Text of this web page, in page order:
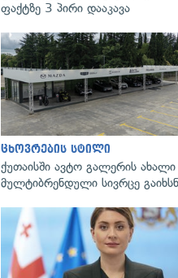
ფაქტზე 3 პირი დააკავა
ცხოვრების სტილი
ქუთაისში ავტო გალერის ახალი
მულტიბრენდული სივრცე